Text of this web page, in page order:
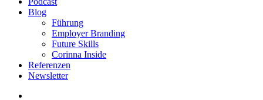
Blog
Führung
Employer Branding
Future Skills
Corinna Inside
Referenzen
Newsletter